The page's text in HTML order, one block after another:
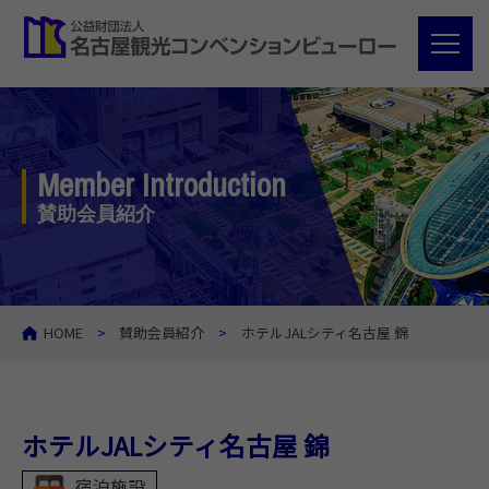
Member Introduction
賛助会員紹介
HOME 賛助会員紹介 ホテルJALシティ名古屋 錦
ホテルJALシティ名古屋 錦